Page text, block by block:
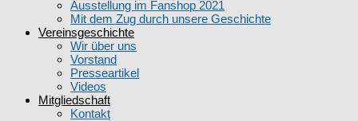
Ausstellung im Fanshop 2021
Mit dem Zug durch unsere Geschichte
Vereinsgeschichte
Wir über uns
Vorstand
Presseartikel
Videos
Mitgliedschaft
Kontakt